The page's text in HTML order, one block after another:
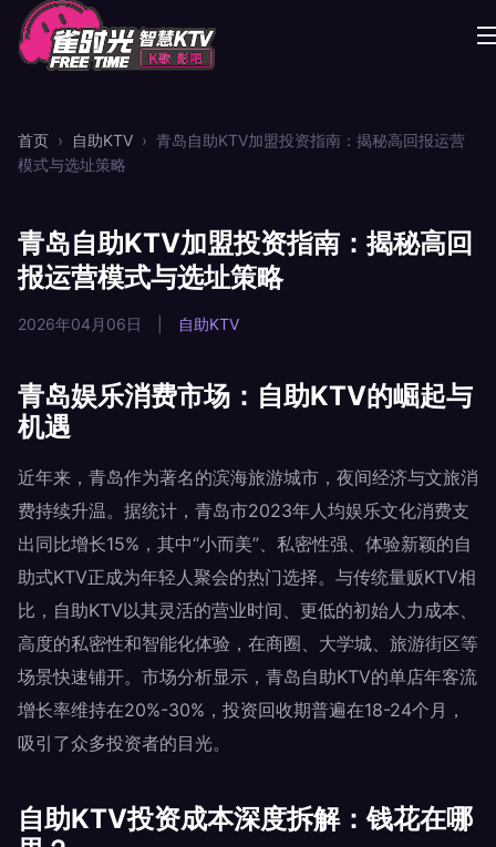
首页 › 自助KTV › 青岛自助KTV加盟投资指南：揭秘高回报运营
模式与选址策略
青岛自助KTV加盟投资指南：揭秘高回
报运营模式与选址策略
2026年04月06日 自助KTV
青岛娱乐消费市场：自助KTV的崛起与
机遇
近年来，青岛作为著名的滨海旅游城市，夜间经济与文旅消
费持续升温。据统计，青岛市2023年人均娱乐文化消费支
出同比增长15%，其中“小而美”、私密性强、体验新颖的自
助式KTV正成为年轻人聚会的热门选择。与传统量贩KTV相
比，自助KTV以其灵活的营业时间、更低的初始人力成本、
高度的私密性和智能化体验，在商圈、大学城、旅游街区等
场景快速铺开。市场分析显示，青岛自助KTV的单店年客流
增长率维持在20%-30%，投资回收期普遍在18-24个月，
吸引了众多投资者的目光。
自助KTV投资成本深度拆解：钱花在哪